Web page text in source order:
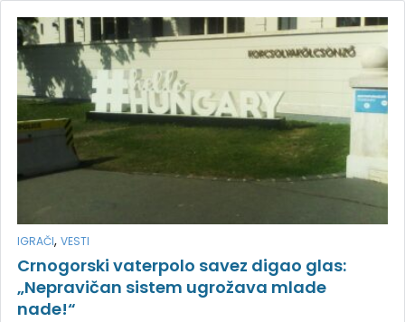
IGRAČI, VESTI
Crnogorski vaterpolo savez digao glas:
„Nepravičan sistem ugrožava mlade
nade!“